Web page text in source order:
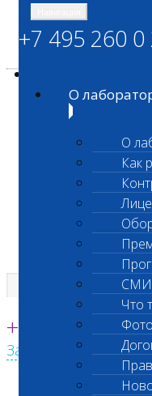
Независимая
Единая круглосуточная
+7 495 260 0
Заказать звонок с
+7 495 260 0
О
О
Как
СМИ
Что
Главная страница